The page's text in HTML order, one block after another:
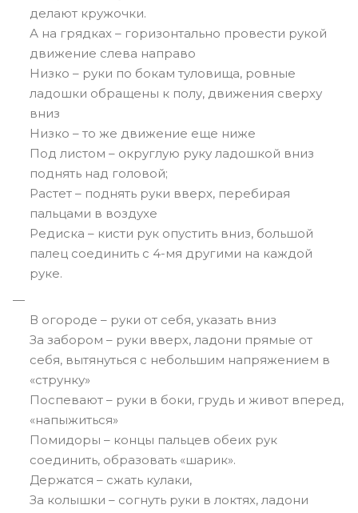
делают кружочки.
А на грядках – горизонтально провести рукой
движение слева направо
Низко – руки по бокам туловища, ровные
ладошки обращены к полу, движения сверху
вниз
Низко – то же движение еще ниже
Под листом – округлую руку ладошкой вниз
поднять над головой;
Растет – поднять руки вверх, перебирая
пальцами в воздухе
Редиска – кисти рук опустить вниз, большой
палец соединить с 4-мя другими на каждой
руке.
В огороде – руки от себя, указать вниз
За забором – руки вверх, ладони прямые от
себя, вытянуться с небольшим напряжением в
«струнку»
Поспевают – руки в боки, грудь и живот вперед,
«напыжиться»
Помидоры – концы пальцев обеих рук
соединить, образовать «шарик».
Держатся – сжать кулаки,
За колышки – согнуть руки в локтях, ладони